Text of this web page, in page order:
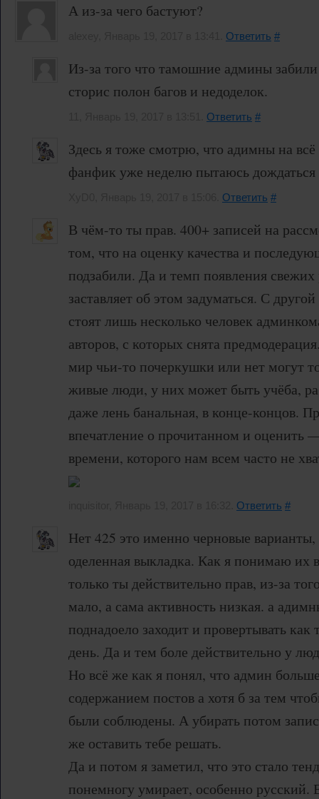
А из-за чего бастуют?
Ответить #
Из-за того что тамошние админы
сторис полон багов и недоделок.
Ответить #
Здесь я тоже смотрю, что адимны на
фанфик уже неделю пытаюсь
Ответить #
В чём-то ты прав. 400+ записей на
том, что на оценку качества и
подзабили. Да и темп появления свежих
заставляет об этом задуматься. С
стоят лишь несколько человек
авторов, с которых снята
мир чьи-то почеркушки или нет могут
живые люди, у них может быть учёба,
даже лень банальная, в конце-концов.
впечатление о прочитанном и оценить
времени, которого нам всем часто не
Ответить #
Нет 425 это именно черновые
оделенная выкладка. Как я понимаю их
только ты действительно прав, из-за
мало, а сама активность низкая. а
поднадоело заходит и провертывать
день. Да и тем боле действительно у
Но всё же как я понял, что админ
содержанием постов а хотя б за тем
были соблюдены. А убирать потом
же оставить тебе решать.
Да и потом я заметил, что это стало
понемногу умирает, особенно русский.